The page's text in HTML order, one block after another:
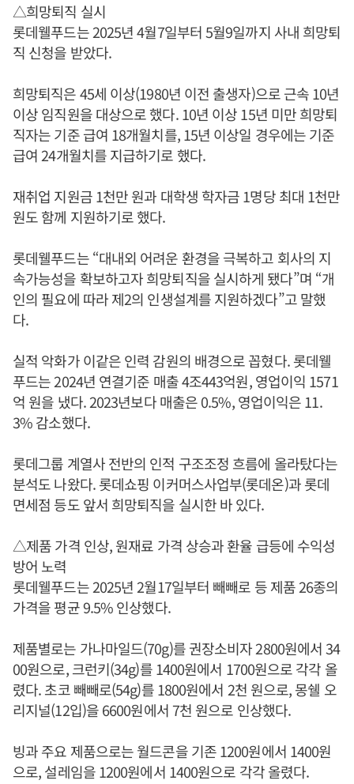
△희망퇴직 실시
롯데웰푸드는 2025년 4월7일부터 5월9일까지 사내 희망퇴
직 신청을 받았다.
희망퇴직은 45세 이상(1980년 이전 출생자)으로 근속 10년
이상 임직원을 대상으로 했다. 10년 이상 15년 미만 희망퇴
직자는 기준 급여 18개월치를, 15년 이상일 경우에는 기준
급여 24개월치를 지급하기로 했다.
재취업 지원금 1천만 원과 대학생 학자금 1명당 최대 1천만
원도 함께 지원하기로 했다.
롯데웰푸드는 “대내외 어려운 환경을 극복하고 회사의 지
속가능성을 확보하고자 희망퇴직을 실시하게 됐다”며 “개
인의 필요에 따라 제2의 인생설계를 지원하겠다”고 말했
다.
실적 악화가 이같은 인력 감원의 배경으로 꼽혔다. 롯데웰
푸드는 2024년 연결기준 매출 4조443억원, 영업이익 1571
억 원을 냈다. 2023년보다 매출은 0.5%, 영업이익은 11.
3% 감소했다.
롯데그룹 계열사 전반의 인적 구조조정 흐름에 올라탔다는
분석도 나왔다. 롯데쇼핑 이커머스사업부(롯데온)과 롯데
면세점 등도 앞서 희망퇴직을 실시한 바 있다.
△제품 가격 인상, 원재료 가격 상승과 환율 급등에 수익성
방어 노력
롯데웰푸드는 2025년 2월17일부터 빼빼로 등 제품 26종의
가격을 평균 9.5% 인상했다.
제품별로는 가나마일드(70g)를 권장소비자 2800원에서 34
00원으로, 크런키(34g)를 1400원에서 1700원으로 각각 올
렸다. 초코 빼빼로(54g)를 1800원에서 2천 원으로, 몽쉘 오
리지널(12입)을 6600원에서 7천 원으로 인상했다.
빙과 주요 제품으로는 월드콘을 기존 1200원에서 1400원
으로, 설레임을 1200원에서 1400원으로 각각 올렸다.